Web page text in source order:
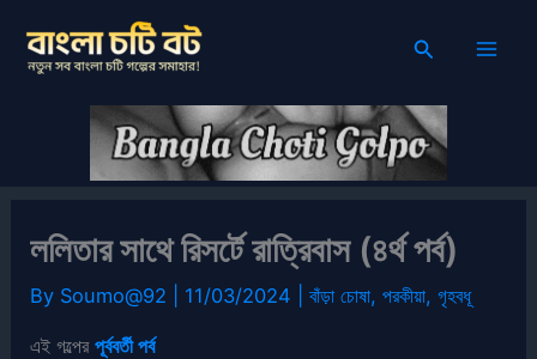
content
Search
ললিতার সাথে রিসর্টে রাত্রিবাস (৪র্থ পর্ব)
By Soumo@92 11/03/2024 |বাঁড়া চোষা,পরকীয়া,গৃহবধূ
এই গল্পেরপূর্ববর্তী পর্ব